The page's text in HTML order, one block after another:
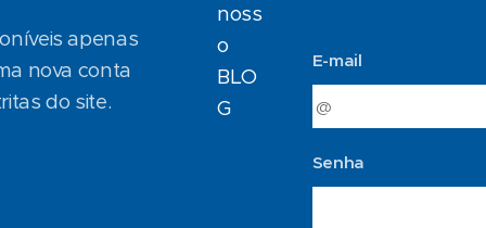
apenas
nova conta
do site.
noss
o
BLO
G
E-mail
Senha